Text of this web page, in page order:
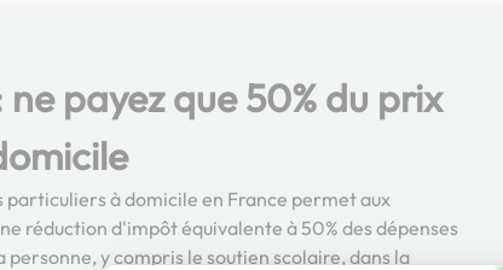
payez que 50% du prix
à domicile en France permet aux
réduction d'impôt équivalente à 50% des dépenses
personne, y compris le soutien scolaire, dans la